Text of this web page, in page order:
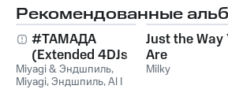
Рекомендованные
#ТАМАДА
(Extended 4DJs
Pack)
Miyagi & Эндшпиль,
Miyagi,Эндшпиль,Al I
Just the Way
Are
Milky